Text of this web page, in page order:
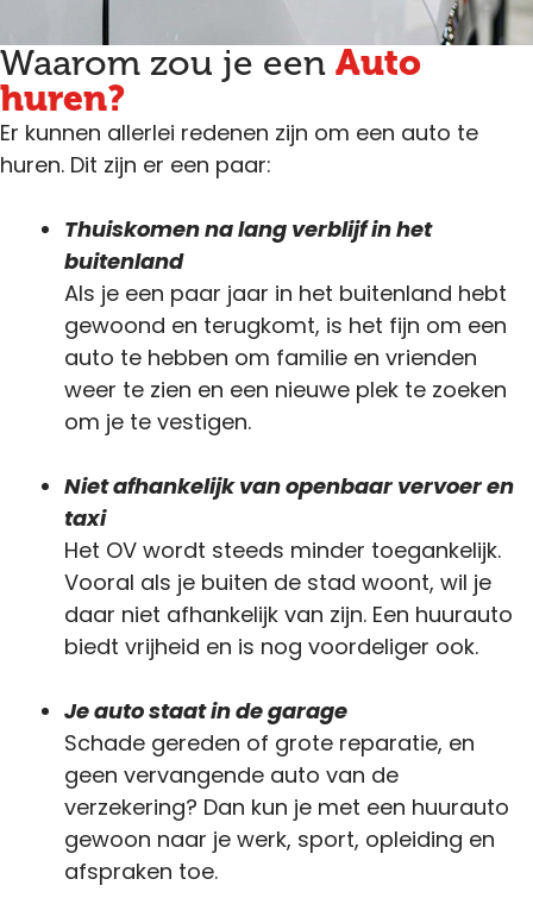
Waarom zou je een Auto
huren?
Er kunnen allerlei redenen zijn om een auto te
huren. Dit zijn er een paar:
Thuiskomen na lang verblijf in het
buitenland
Als je een paar jaar in het buitenland hebt
gewoond en terugkomt, is het fijn om een
auto te hebben om familie en vrienden
weer te zien en een nieuwe plek te zoeken
om je te vestigen.
Niet afhankelijk van openbaar vervoer en
taxi
Het OV wordt steeds minder toegankelijk.
Vooral als je buiten de stad woont, wil je
daar niet afhankelijk van zijn. Een huurauto
biedt vrijheid en is nog voordeliger ook.
Je auto staat in de garage
Schade gereden of grote reparatie, en
geen vervangende auto van de
verzekering? Dan kun je met een huurauto
gewoon naar je werk, sport, opleiding en
afspraken toe.